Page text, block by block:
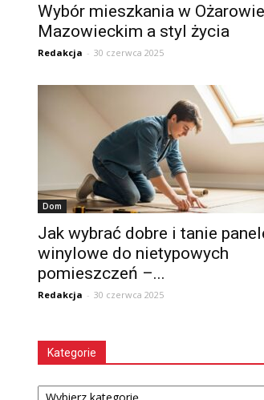
Wybór mieszkania w Ożarowie
Mazowieckim a styl życia
Redakcja - 30 czerwca 2025
Dom
Jak wybrać dobre i tanie
winylowe do nietypowych
pomieszczeń –...
Redakcja - 30 czerwca 2025
Kategorie
Kategorie